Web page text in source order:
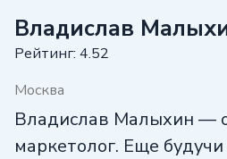
Владислав
Рейтинг: 4.52
Москва
Владислав Малыхин —
маркетолог. Еще